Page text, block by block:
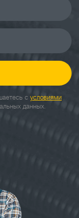
с условиями
данных.